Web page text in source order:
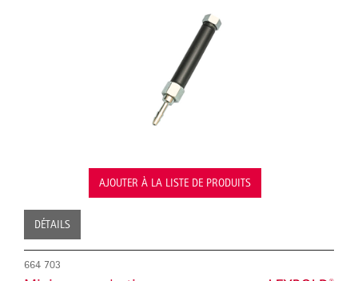
AJOUTER À LA LISTE DE PRODUITS
DÉTAILS
664 703